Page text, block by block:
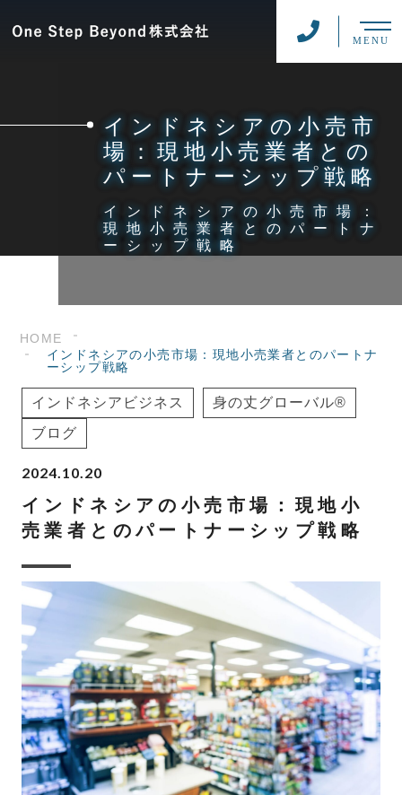
MENU
インドネシアの小売市
場：現地小売業者との
パートナーシップ戦略
インドネシアの小売市場：
現地小売業者とのパートナ
ーシップ戦略
HOME
インドネシアの小売市場：現地小売業者とのパートナ
ーシップ戦略
インドネシアビジネス
身の丈グローバル®
ブログ
2024.10.20
インドネシアの小売市場：現地小
売業者とのパートナーシップ戦略